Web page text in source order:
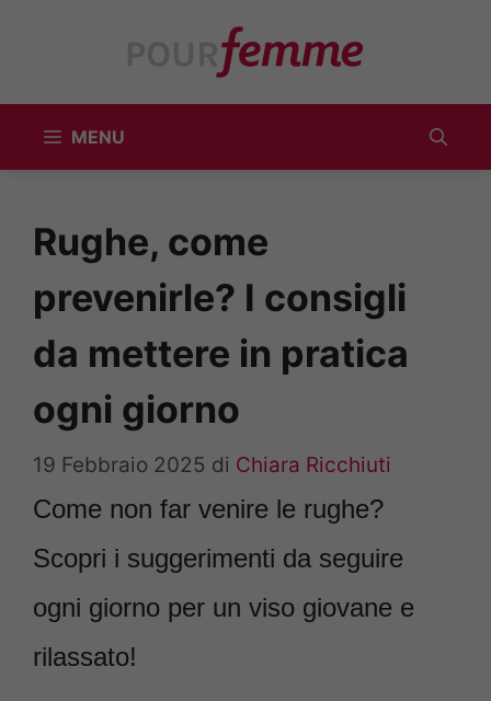
MENU
Rughe, come
prevenirle? I consigli
da mettere in pratica
ogni giorno
19 Febbraio 2025 di Chiara Ricchiuti
Come non far venire le rughe?
Scopri i suggerimenti da seguire
ogni giorno per un viso giovane e
rilassato!